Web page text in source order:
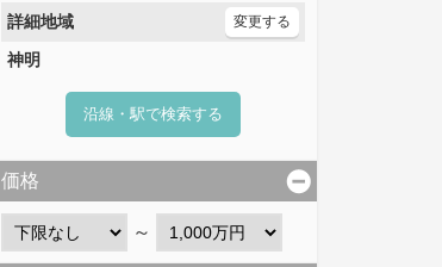
詳細地域
変更する
神明
沿線・駅で検索する
価格
～